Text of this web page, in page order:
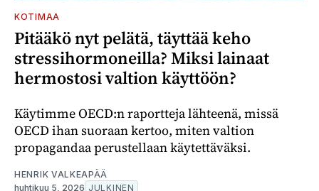
KOTIMAA
Pitääkö nyt pelätä, täyttää keho
stressihormoneilla? Miksi lainaat
hermostosi valtion käyttöön?
Käytimme OECD:n raportteja lähteenä, missä
OECD ihan suoraan kertoo, miten valtion
propagandaa perustellaan käytettäväksi.
HENRIK VALKEAPÄÄ
huhtikuu 5, 2026 JULKINEN